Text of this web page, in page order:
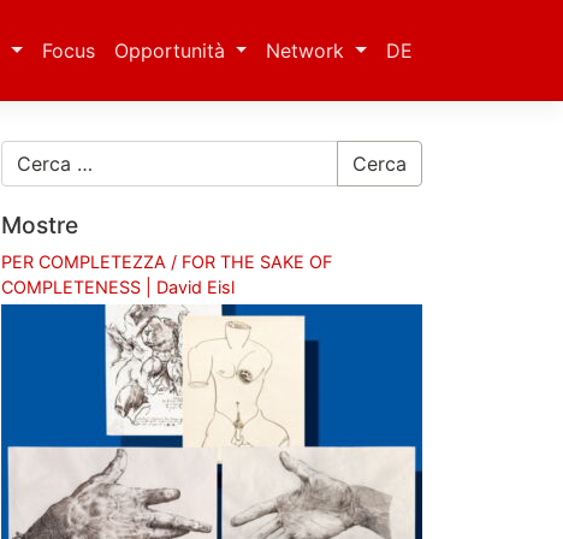
Focus Opportunità Network DE
Cerca
Mostre
PER COMPLETEZZA / FOR THE SAKE OF
COMPLETENESS | David Eisl